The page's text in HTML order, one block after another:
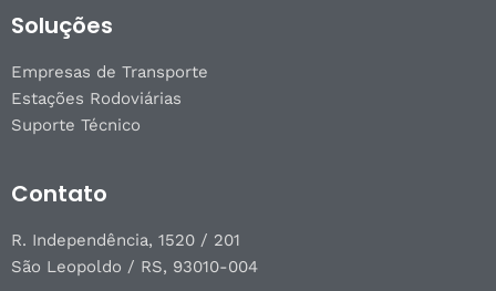
Soluções
Empresas de Transporte
Estações Rodoviárias
Suporte Técnico
Contato
R. Independência, 1520 / 201
São Leopoldo / RS, 93010-004